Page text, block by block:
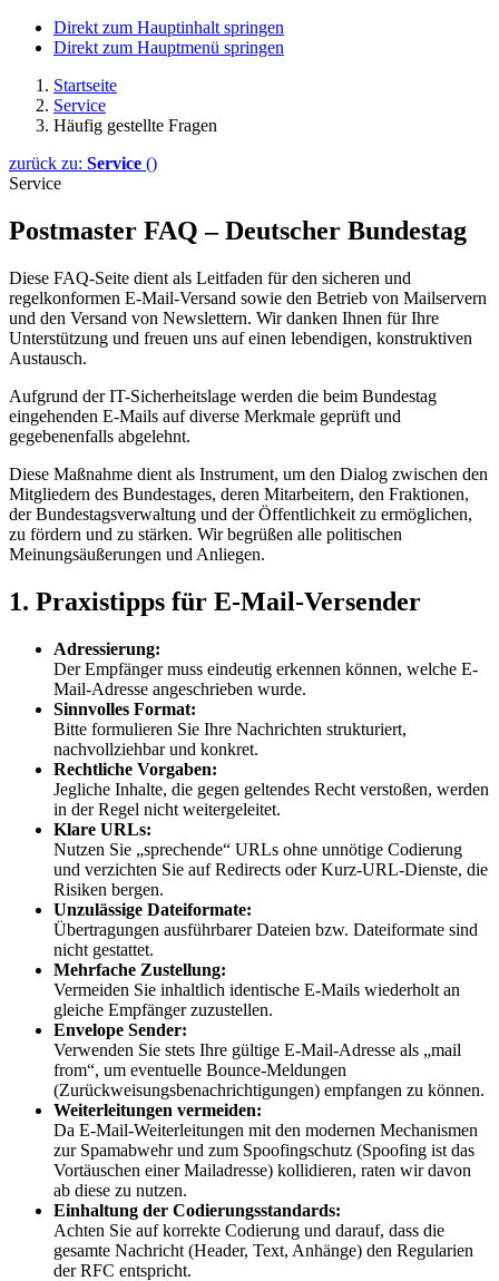
Direkt zum Hauptinhalt springen
Direkt zum Hauptmenü springen
Startseite
Service
Häufig gestellte Fragen
zurück zu: Service ()
Service
Postmaster FAQ – Deutscher Bundestag
Diese FAQ-Seite dient als Leitfaden für den sicheren und
regelkonformen E-Mail-Versand sowie den Betrieb von Mailservern
und den Versand von Newslettern. Wir danken Ihnen für Ihre
Unterstützung und freuen uns auf einen lebendigen, konstruktiven
Austausch.
Aufgrund der IT-Sicherheitslage werden die beim Bundestag
eingehenden E-Mails auf diverse Merkmale geprüft und
gegebenenfalls abgelehnt.
Diese Maßnahme dient als Instrument, um den Dialog zwischen den
Mitgliedern des Bundestages, deren Mitarbeitern, den Fraktionen,
der Bundestagsverwaltung und der Öffentlichkeit zu ermöglichen,
zu fördern und zu stärken. Wir begrüßen alle politischen
Meinungsäußerungen und Anliegen.
1. Praxistipps für E-Mail-Versender
Adressierung:
Der Empfänger muss eindeutig erkennen können, welche E-
Mail-Adresse angeschrieben wurde.
Sinnvolles Format:
Bitte formulieren Sie Ihre Nachrichten strukturiert,
nachvollziehbar und konkret.
Rechtliche Vorgaben:
Jegliche Inhalte, die gegen geltendes Recht verstoßen, werden
in der Regel nicht weitergeleitet.
Klare URLs:
Nutzen Sie „sprechende“ URLs ohne unnötige Codierung
und verzichten Sie auf Redirects oder Kurz-URL-Dienste, die
Risiken bergen.
Unzulässige Dateiformate:
Übertragungen ausführbarer Dateien bzw. Dateiformate sind
nicht gestattet.
Mehrfache Zustellung:
Vermeiden Sie inhaltlich identische E-Mails wiederholt an
gleiche Empfänger zuzustellen.
Envelope Sender:
Verwenden Sie stets Ihre gültige E-Mail-Adresse als „mail
from“, um eventuelle Bounce-Meldungen
(Zurückweisungsbenachrichtigungen) empfangen zu können.
Weiterleitungen vermeiden:
Da E-Mail-Weiterleitungen mit den modernen Mechanismen
zur Spamabwehr und zum Spoofingschutz (Spoofing ist das
Vortäuschen einer Mailadresse) kollidieren, raten wir davon
ab diese zu nutzen.
Einhaltung der Codierungsstandards:
Achten Sie auf korrekte Codierung und darauf, dass die
gesamte Nachricht (Header, Text, Anhänge) den Regularien
der RFC entspricht.